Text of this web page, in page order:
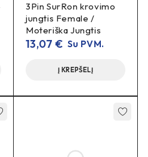
(+ raudonas / − juodas).
3Pin SurRon krovimo
jungtis Female /
Moteriška Jungtis
13,07€ Su PVM.
Į KREPŠELĮ